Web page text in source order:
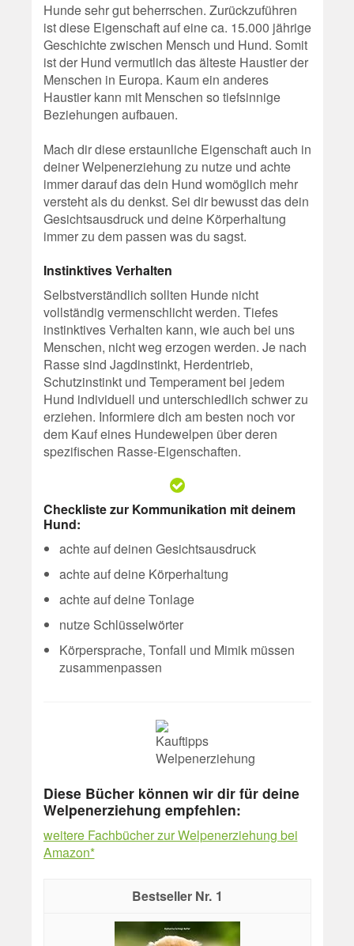
Hunde sehr gut beherrschen. Zurückzuführen
ist diese Eigenschaft auf eine ca. 15.000 jährige
Geschichte zwischen Mensch und Hund. Somit
ist der Hund vermutlich das älteste Haustier der
Menschen in Europa. Kaum ein anderes
Haustier kann mit Menschen so tiefsinnige
Beziehungen aufbauen.
Mach dir diese erstaunliche Eigenschaft auch in
deiner Welpenerziehung zu nutze und achte
immer darauf das dein Hund womöglich mehr
versteht als du denkst. Sei dir bewusst das dein
Gesichtsausdruck und deine Körperhaltung
immer zu dem passen was du sagst.
Instinktives Verhalten
Selbstverständlich sollten Hunde nicht
vollständig vermenschlicht werden. Tiefes
instinktives Verhalten kann, wie auch bei uns
Menschen, nicht weg erzogen werden. Je nach
Rasse sind Jagdinstinkt, Herdentrieb,
Schutzinstinkt und Temperament bei jedem
Hund individuell und unterschiedlich schwer zu
erziehen. Informiere dich am besten noch vor
dem Kauf eines Hundewelpen über deren
spezifischen Rasse-Eigenschaften.
Checkliste zur Kommunikation mit deinem
Hund:
achte auf deinen Gesichtsausdruck
achte auf deine Körperhaltung
achte auf deine Tonlage
nutze Schlüsselwörter
Körpersprache, Tonfall und Mimik müssen
zusammenpassen
Diese Bücher können wir dir für deine
Welpenerziehung empfehlen:
weitere Fachbücher zur Welpenerziehung bei
Amazon*
1